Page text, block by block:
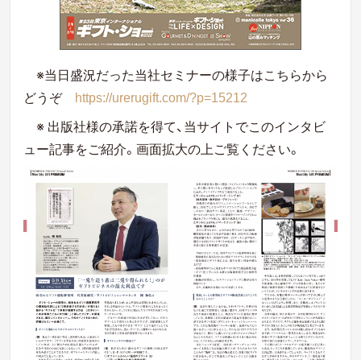
※当日盛況だった当社セミナーの様子はこちらから
どうぞ https://urerugift.com/?p=15212
※ 出版社様の承諾を得て、当サイトでこのインタビ
ュー記事をご紹介。画面拡大の上ご覧ください。